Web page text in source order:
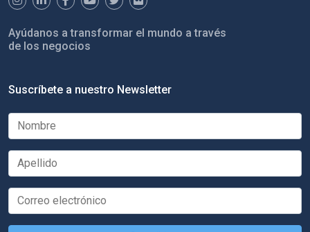
Ayúdanos a transformar el mundo a través
de los negocios
Suscríbete a nuestro Newsletter